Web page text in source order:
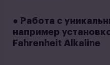
● Работа с
например
Fahrenheit Alkaline